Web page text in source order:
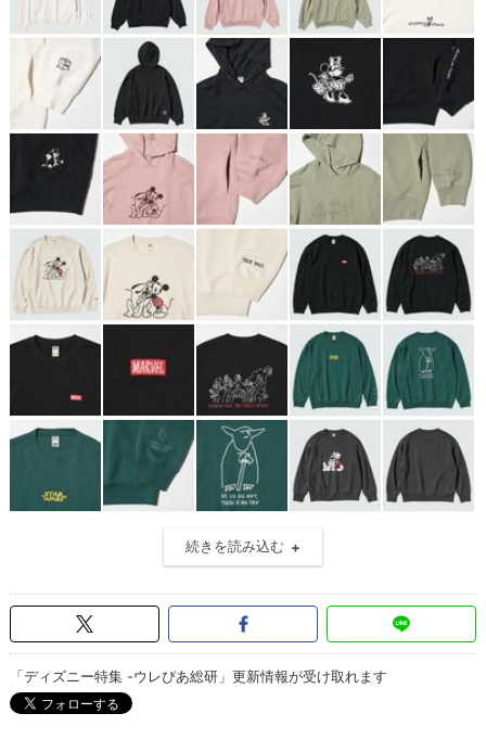
続きを読み込む
「ディズニー特集 -ウレぴあ総研」更新情報が受け取れます